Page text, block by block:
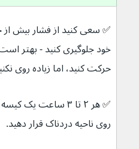
✅ سعی کنید از فشار بیش
حرکت کنید، اما زیاده روی
✅
روی ناحیه دردناک قرار دهید.